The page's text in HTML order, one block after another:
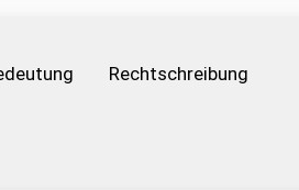
Rechtschreibung